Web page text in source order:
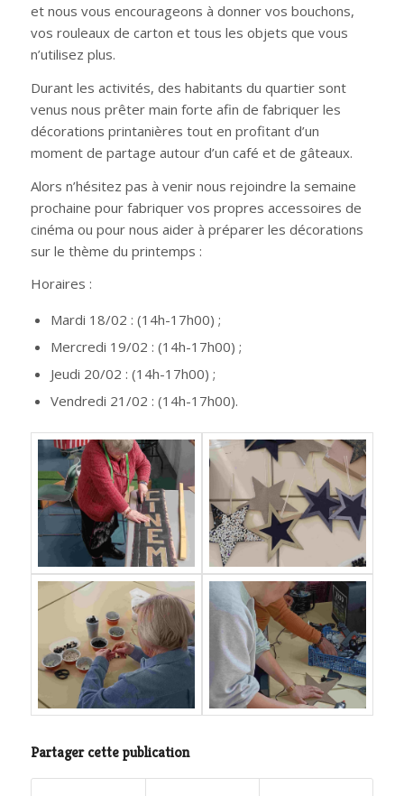
et nous vous encourageons à donner vos bouchons,
vos rouleaux de carton et tous les objets que vous
n’utilisez plus.
Durant les activités, des habitants du quartier sont
venus nous prêter main forte afin de fabriquer les
décorations printanières tout en profitant d’un
moment de partage autour d’un café et de gâteaux.
Alors n’hésitez pas à venir nous rejoindre la semaine
prochaine pour fabriquer vos propres accessoires de
cinéma ou pour nous aider à préparer les décorations
sur le thème du printemps :
Horaires :
Mardi 18/02 : (14h-17h00) ;
Mercredi 19/02 : (14h-17h00) ;
Jeudi 20/02 : (14h-17h00) ;
Vendredi 21/02 : (14h-17h00).
Partager cette publication